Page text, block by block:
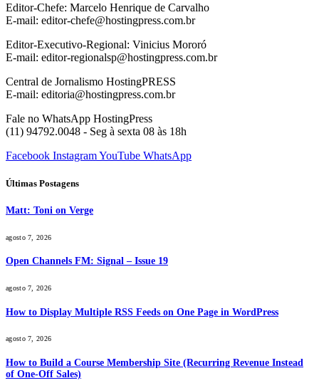
Editor-Chefe: Marcelo Henrique de Carvalho
E-mail: editor-chefe@hostingpress.com.br
Editor-Executivo-Regional: Vinicius Mororó
E-mail: editor-regionalsp@hostingpress.com.br
Central de Jornalismo HostingPRESS
E-mail: editoria@hostingpress.com.br
Fale no WhatsApp HostingPress
(11) 94792.0048 - Seg à sexta 08 às 18h
Facebook InstagramYouTube WhatsApp
Últimas Postagens
Matt: Toni on Verge
agosto 7, 2026
Open Channels FM: Signal – Issue 19
agosto 7, 2026
How to Display Multiple RSS Feeds on One Page in WordPress
agosto 7, 2026
How to Build a Course Membership Site (Recurring Revenue Instead
of One-Off Sales)